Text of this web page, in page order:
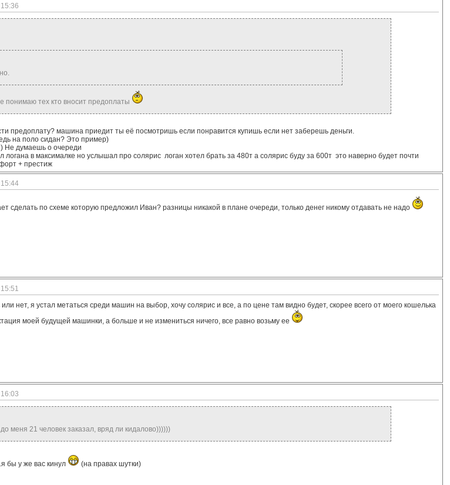
понимаю тех кто вносит предоплаты
предоплату? машина приедит ты её посмотришь если понравится купишь если нет заберешь деньги.
на поло сидан? Это пример)
Не думаешь о очереди
в максималке но услышал про солярис логан хотел брать за 480т а солярис буду за 600т это наверно будет почти
+ престиж
сделать по схеме которую предложил Иван? разницы никакой в плане очереди, только денег никому отдавать не надо
нет, я устал метаться среди машин на выбор, хочу солярис и все, а по цене там видно будет, скорее всего от моего кошелька
моей будущей машинки, а больше и не измениться ничего, все равно возьму ее
меня 21 человек заказал, вряд ли кидалово))))))
бы у же вас кинул (на правах шутки)